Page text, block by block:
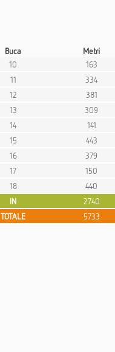
Buca Metri
10
163
11
334
12
381
13
309
14
141
15
443
16
379
17
150
18
440
IN
2740
TOTALE
5733